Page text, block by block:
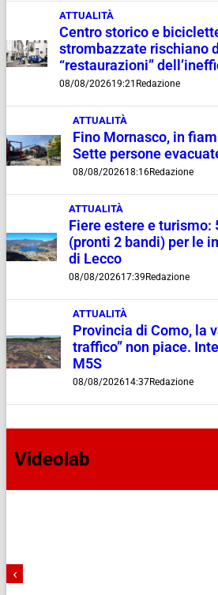
ATTUALITÀ
Centro storico e
strombazzate rischiano
“restaurazioni”
08/08/202619:21 Redazione
ATTUALITÀ
Fino Mornasco, in
Sette persone
08/08/202618:16Redazione
ATTUALITÀ
Fiere estere e turismo:
(pronti 2 bandi) per le
di Lecco
08/08/202617:39 Redazione
ATTUALITÀ
Provincia di Como, la
traffico” non piace.
M5S
08/08/202614:37Redazione
Videolab
‹